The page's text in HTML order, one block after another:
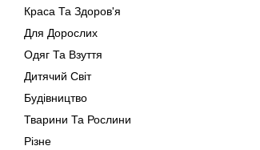
Краса Та Здоров'я
Для Дорослих
Одяг Та Взуття
Дитячий Світ
Будівництво
Тварини Та Рослини
Різне